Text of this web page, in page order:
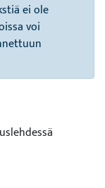
ei ole
voi